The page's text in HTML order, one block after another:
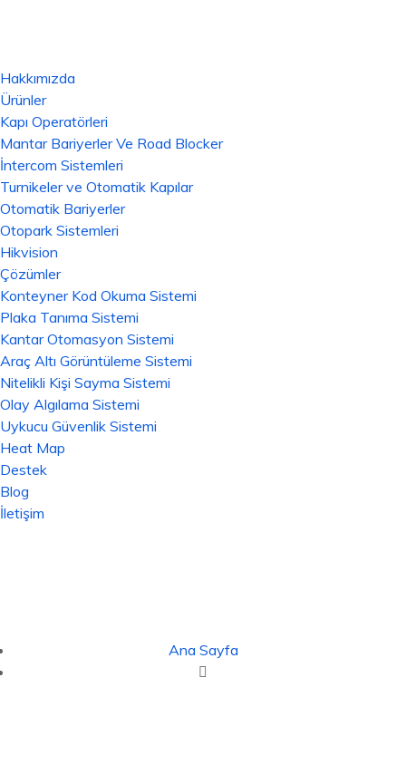
Hakkımızda
Ürünler
Kapı Operatörleri
Mantar Bariyerler Ve Road Blocker
İntercom Sistemleri
Turnikeler ve Otomatik Kapılar
Otomatik Bariyerler
Otopark Sistemleri
Hikvision
Çözümler
Konteyner Kod Okuma Sistemi
Plaka Tanıma Sistemi
Kantar Otomasyon Sistemi
Araç Altı Görüntüleme Sistemi
Nitelikli Kişi Sayma Sistemi
Olay Algılama Sistemi
Uykucu Güvenlik Sistemi
Heat Map
Destek
Blog
İletişim
Ana Sayfa